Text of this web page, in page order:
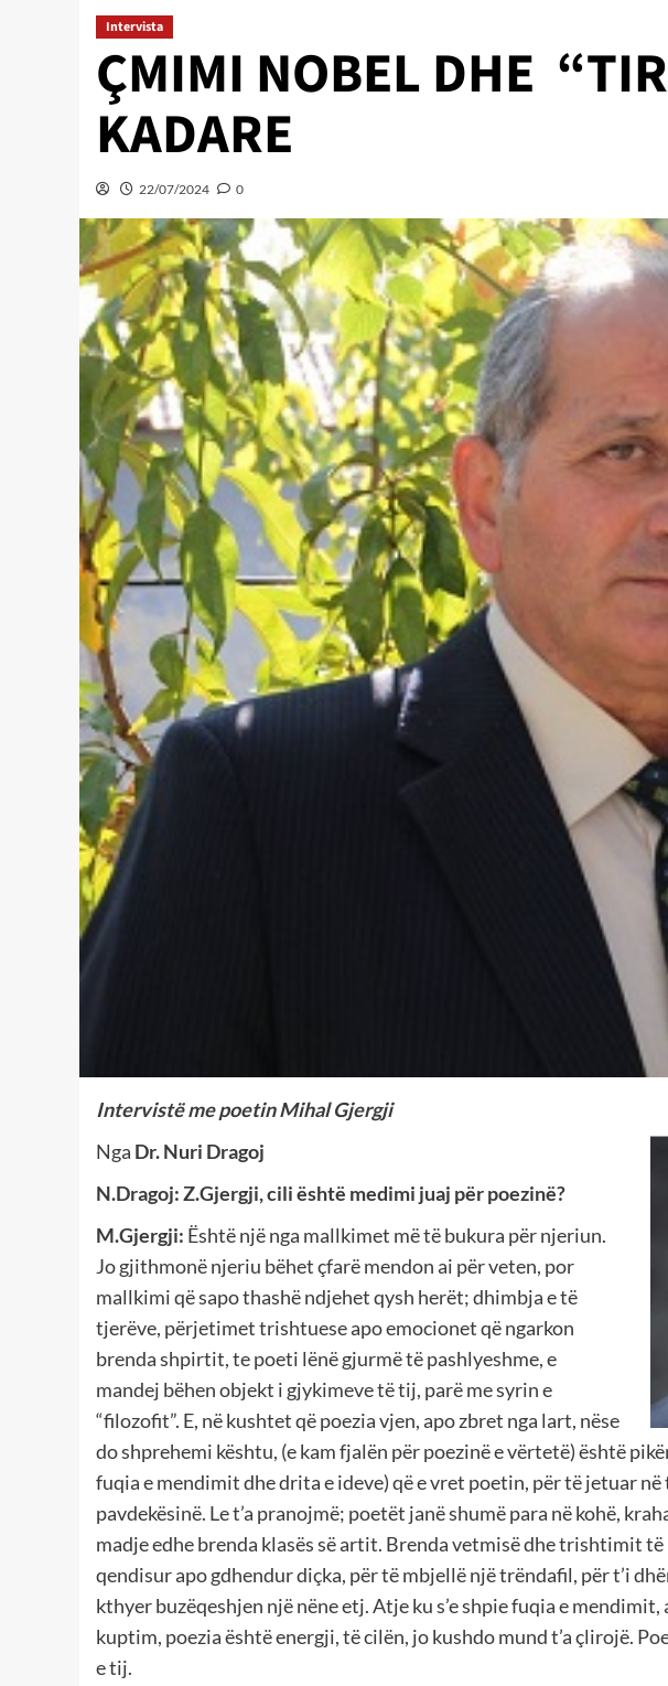
Intervista
ÇMIMI NOBEL DHE
KADARE
22/07/2024 0
Intervistë me poetin Mihal Gjergji
Nga Dr. Nuri Dragoj
N.Dragoj: Z.Gjergji, cili është medimi juaj për poezinë?
M.Gjergji: Është një nga mallkimet më të bukura për njeriun.
Jo gjithmonë njeriu bëhet çfarë mendon ai për veten, por
mallkimi që sapo thashë ndjehet qysh herët; dhimbja e të
tjerëve, përjetimet trishtuese apo emocionet që ngarkon
brenda shpirtit, te poeti lënë gjurmë të pashlyeshme, e
mandej bëhen objekt i gjykimeve të tij, parë me syrin e
“filozofit”. E, në kushtet që poezia vjen, apo zbret nga lart, nëse
do shprehemi kështu, (e kam fjalën për poezinë e vërtetë) është
fuqia e mendimit dhe drita e ideve) që e vret poetin, për të jetuar në
pavdekësinë. Le t’a pranojmë; poetët janë shumë para në kohë,
madje edhe brenda klasës së artit. Brenda vetmisë dhe trishtimit
qendisur apo gdhendur diçka, për të mbjellë një trëndafil, për t’i
kthyer buzëqeshjen një nëne etj. Atje ku s’e shpie fuqia e
kuptim, poezia është energji, të cilën, jo kushdo mund t’a çlirojë.
e tij.